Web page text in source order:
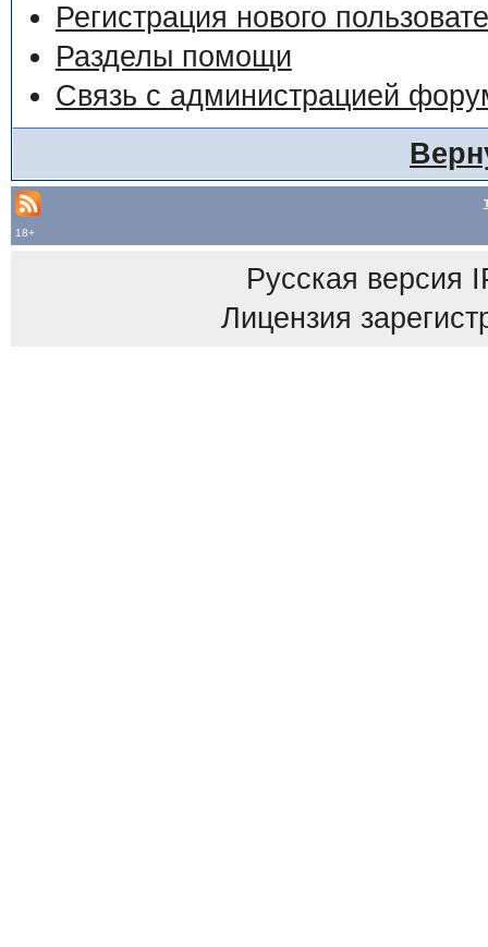
Регистрация нового
Разделы помощи
Связь с администрацией
18+
Русская версия
Лицензия